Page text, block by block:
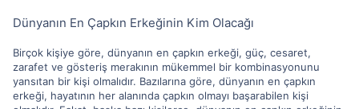
Dünyanın En Çapkın Erkeğinin Kim Olacağı
Birçok kişiye göre, dünyanın en çapkın erkeği, güç, cesaret,
zarafet ve gösteriş merakının mükemmel bir kombinasyonunu
yansıtan bir kişi olmalıdır. Bazılarına göre, dünyanın en çapkın
erkeği, hayatının her alanında çapkın olmayı başarabilen kişi